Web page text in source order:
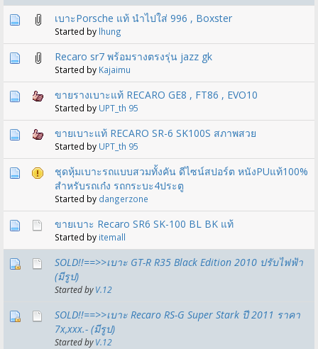
เบาะPorsche แท้ นำไปใส่ 996 , Boxster
Started by lhung
Recaro sr7 พร้อมรางตรงรุ่น jazz gk
Started by Kajaimu
ขายรางเบาะแท้ RECARO GE8 , FT86 , EVO10
Started by UPT_th 95
ขายเบาะแท้ RECARO SR-6 SK100S สภาพสวย
Started by UPT_th 95
ชุดหุ้มเบาะรถแบบสวมทั้งคัน ดีไซน์สปอร์ต หนังPUแท้100%
สำหรับรถเก๋ง รถกระบะ4ประตู
Started by dangerzone
ขายเบาะ Recaro SR6 SK-100 BL BK แท้
Started by itemall
SOLD!!==>>เบาะ GT-R R35 Black Edition 2010 ปรับไฟฟ้า
(มีรูป)
Started byV.12
SOLD!!==>>เบาะ Recaro RS-G Super Stark ปี 2011 ราคา
7x,xxx.- (มีรูป)
Started byV.12